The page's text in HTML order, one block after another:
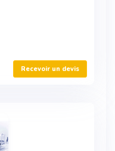
Recevoir un devis